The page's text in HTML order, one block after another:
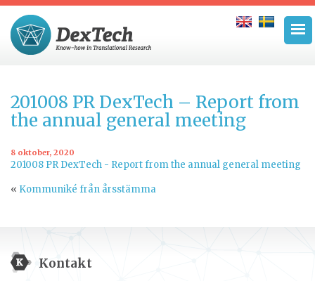
201008 PR DexTech – Report from
the annual general meeting
8 oktober, 2020
201008 PR DexTech - Report from the annual general meeting
« Kommuniké från årsstämma
Kontakt